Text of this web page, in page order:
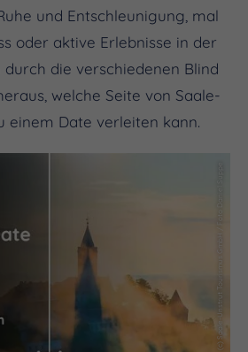
und Entschleunigung, mal
oder aktive Erlebnisse in der
durch die verschiedenen Blind
welche Seite von Saale-
einem Date verleiten kann.
(c) Saale-Unstrut Tourismus GmbH / Foto Daniel Suppe